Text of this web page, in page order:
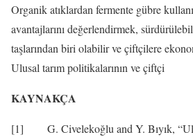
Organik atıklardan fermente gübre
avantajlarını değerlendirmek,
taşlarından biri olabilir ve çiftçilere
Ulusal tarım politikalarının ve çiftçi
KAYNAKÇA
[1] G. Civelekoğlu and Y. Bıyık,